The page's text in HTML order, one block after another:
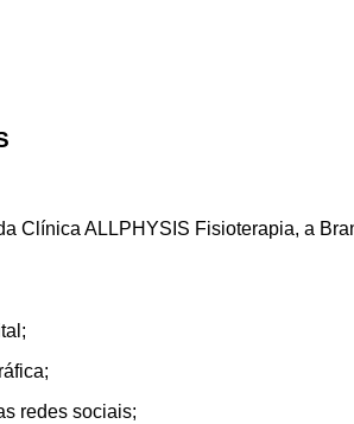
Clínica ALLPHYSIS Fisioterapia, a
redes sociais;